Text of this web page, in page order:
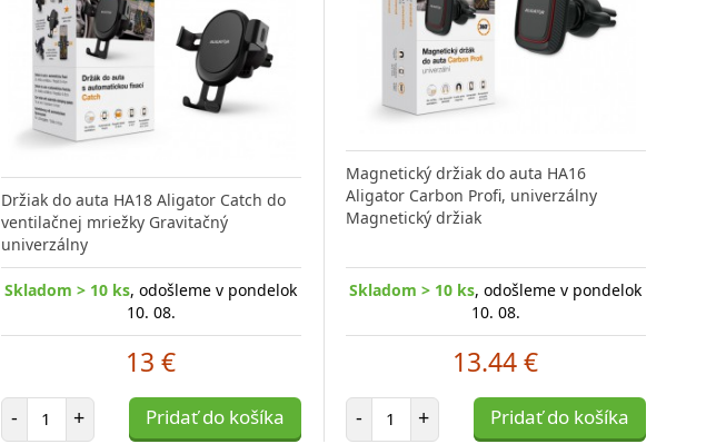
Držiak do auta HA18 Aligator Catch do
ventilačnej mriežky Gravitačný
univerzálny
Skladom > 10 ks, odošleme v pondelok
10. 08.
13 €
- Počet položiek
+ Pridať do košíka
Magnetický držiak do auta HA16
Aligator Carbon Profi, univerzálny
Magnetický držiak
Skladom > 10 ks, odošleme v pondelok
10. 08.
13.44 €
- Počet položiek
+ Pridať do košíka